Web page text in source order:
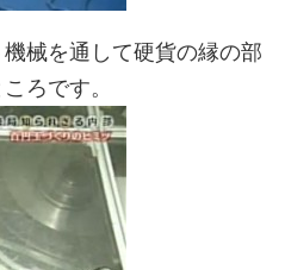
械を通して硬貨の縁の部
ろです。